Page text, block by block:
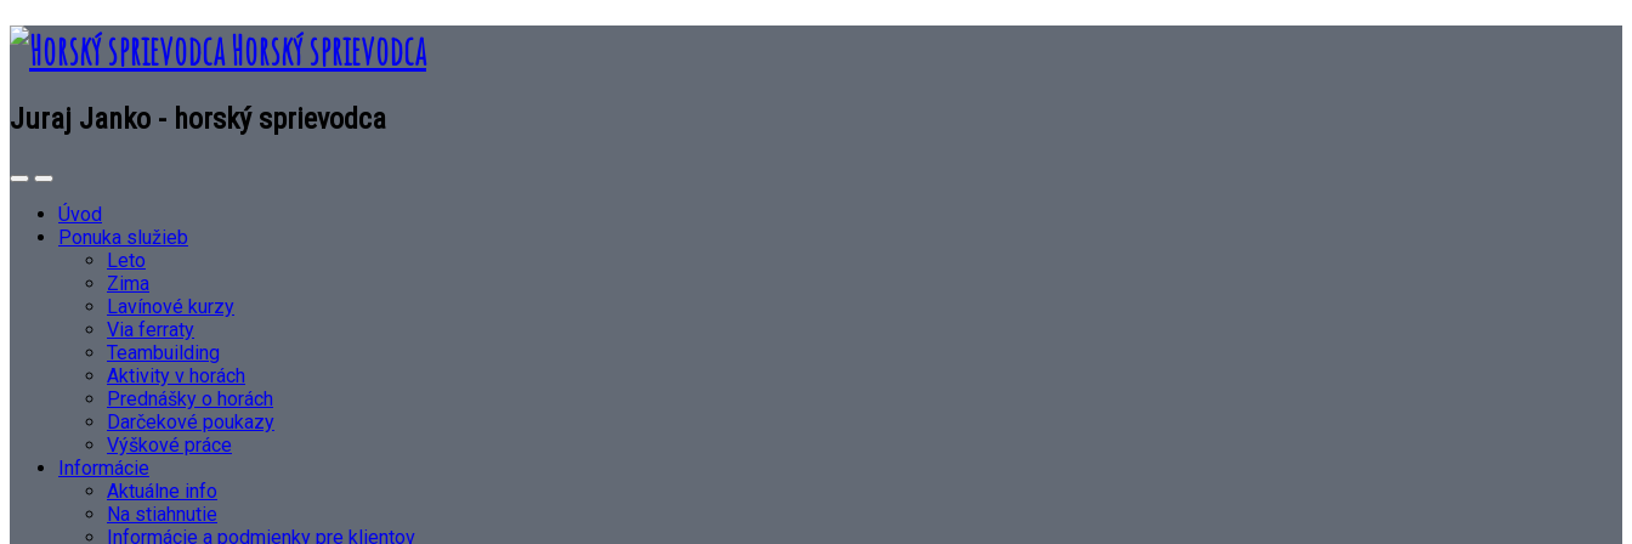
Horský sprievodca
Juraj Janko - horský sprievodca
Úvod
Ponuka služieb
Leto
Zima
Lavínové kurzy
Via ferraty
Teambuilding
Aktivity v horách
Prednášky o horách
Darčekové poukazy
Výškové práce
Informácie
Aktuálne info
Na stiahnutie
Informácie a podmienky pre klientov